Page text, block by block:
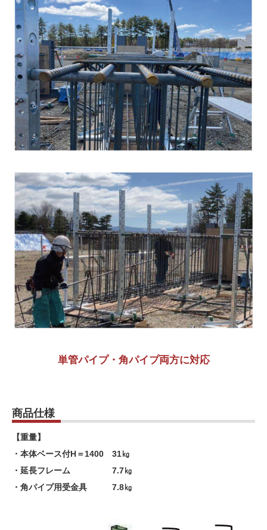
単管パイプ・角パイプ両方に対応
商品仕様
【重量】
・本体ベース付H＝1400 31㎏
・延長フレーム 7.7㎏
・角パイプ用受金具 7.8㎏